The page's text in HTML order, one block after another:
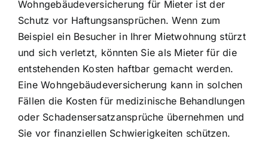
Wohngebäudeversicherung für Mieter ist der
Schutz vor Haftungsansprüchen. Wenn zum
Beispiel ein Besucher in Ihrer Mietwohnung stürzt
und sich verletzt, könnten Sie als Mieter für die
entstehenden Kosten haftbar gemacht werden.
Eine Wohngebäudeversicherung kann in solchen
Fällen die Kosten für medizinische Behandlungen
oder Schadensersatzansprüche übernehmen und
Sie vor finanziellen Schwierigkeiten schützen.